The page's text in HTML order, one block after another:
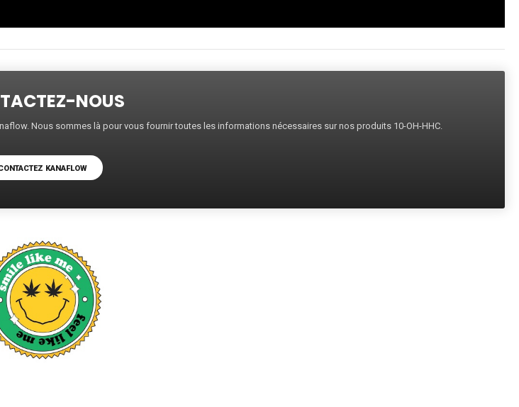
NOUS
Nous sommes là pour vous fournir toutes les informations nécessaires sur nos produits 10-OH-HHC.
KANAFLOW